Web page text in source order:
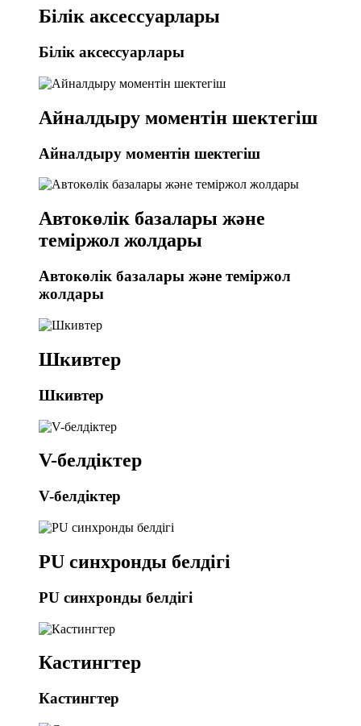
Білік аксессуарлары
Білік аксессуарлары
Айналдыру моментін шектегіш
Айналдыру моментін шектегіш
Автокөлік базалары және
теміржол жолдары
Автокөлік базалары және теміржол
жолдары
Шкивтер
Шкивтер
V-белдіктер
V-белдіктер
PU синхронды белдігі
PU синхронды белдігі
Кастингтер
Кастингтер